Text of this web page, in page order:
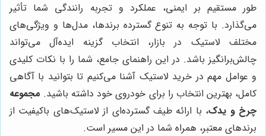
طور مستقیم بر ایمنی، عملکرد و تجربه رانندگی شما تأثیر
می‌گذارد. با توجه به تنوع گسترده برندها، مدل‌ها و ویژگی‌های
مختلف لاستیک در بازار، انتخاب گزینه ایده‌آل می‌تواند
چالش‌برانگیز باشد. در این راهنمای جامع، شما را با نکات کلیدی
و عوامل مهم در خرید لاستیک آشنا می‌کنیم تا بتوانید با آگاهی
کامل، بهترین انتخاب را برای خودروی خود داشته باشید. مجموعه
چرخ و یدک، با ارائه طیف گسترده‌ای از لاستیک‌های باکیفیت از
برندهای معتبر، همراه شما در این مسیر است.